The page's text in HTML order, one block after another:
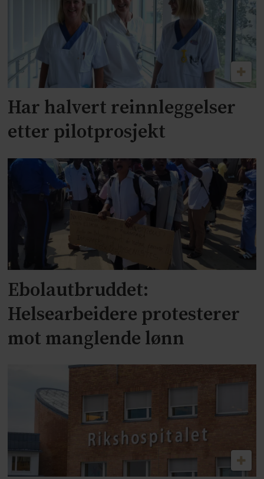
Har halvert reinnleggelser
etter pilotprosjekt
Ebolautbruddet:
Helsearbeidere protesterer
mot manglende lønn